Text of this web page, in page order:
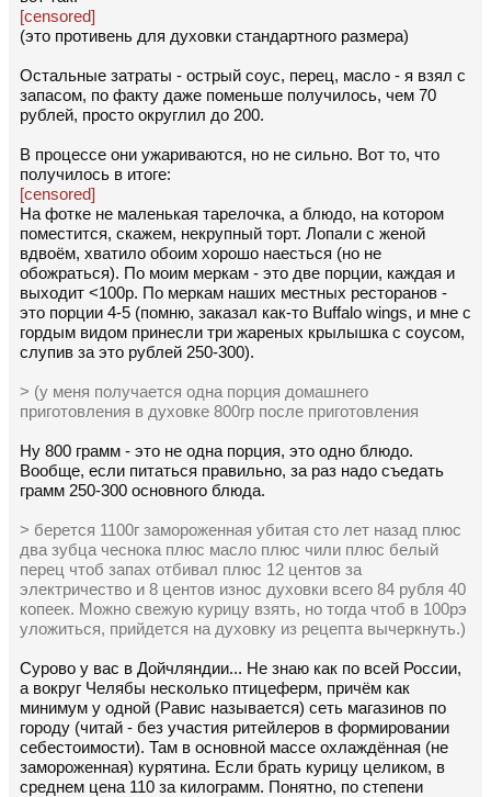
[censored]
(это противень для духовки стандартного размера)
Остальные затраты - острый соус, перец, масло - я взял с
запасом, по факту даже поменьше получилось, чем 70
рублей, просто округлил до 200.
В процессе они ужариваются, но не сильно. Вот то, что
получилось в итоге:
[censored]
На фотке не маленькая тарелочка, а блюдо, на котором
поместится, скажем, некрупный торт. Лопали с женой
вдвоём, хватило обоим хорошо наесться (но не
обожраться). По моим меркам - это две порции, каждая и
выходит <100р. По меркам наших местных ресторанов -
это порции 4-5 (помню, заказал как-то Buffalo wings, и мне с
гордым видом принесли три жареных крылышка с соусом,
слупив за это рублей 250-300).
> (у меня получается одна порция домашнего
приготовления в духовке 800гр после приготовления
Ну 800 грамм - это не одна порция, это одно блюдо.
Вообще, если питаться правильно, за раз надо съедать
грамм 250-300 основного блюда.
> берется 1100г замороженная убитая сто лет назад плюс
два зубца чеснока плюс масло плюс чили плюс белый
перец чтоб запах отбивал плюс 12 центов за
электричество и 8 центов износ духовки всего 84 рубля 40
копеек. Можно свежую курицу взять, но тогда чтоб в 100рэ
уложиться, прийдется на духовку из рецепта вычеркнуть.)
Сурово у вас в Дойчляндии... Не знаю как по всей России,
а вокруг Челябы несколько птицеферм, причём как
минимум у одной (Равис называется) сеть магазинов по
городу (читай - без участия ритейлеров в формировании
себестоимости). Там в основной массе охлаждённая (не
замороженная) курятина. Если брать курицу целиком, в
среднем цена 110 за килограмм. Понятно, по степени